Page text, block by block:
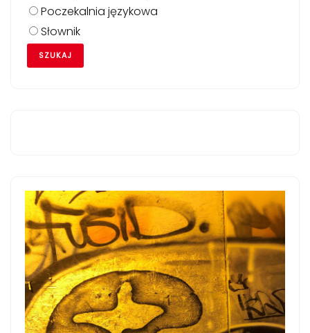
Poczekalnia językowa
Słownik